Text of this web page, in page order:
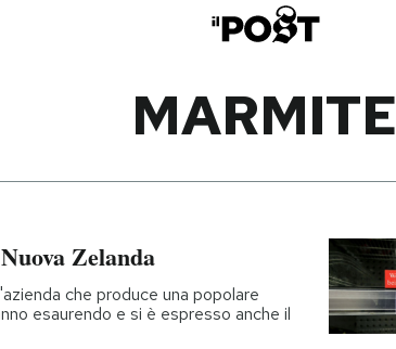
MARMITE
Zelanda
che produce una popolare
esaurendo e si è espresso anche il